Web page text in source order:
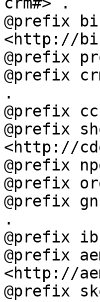
@prefix
<http://
@prefix
@prefix
.
@prefix
@prefix
<http://
@prefix
@prefix
@prefix
.
@prefix
@prefix
<http://
@prefix